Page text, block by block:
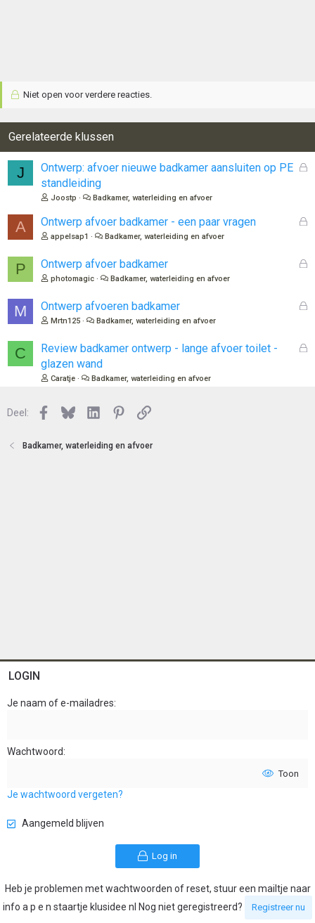
Niet open voor verdere reacties.
Gerelateerde klussen
J
G
o
Ontwerp: afvoer nieuwe badkamer aansluiten op PE
standleiding
Joostp Badkamer, waterleiding en afvoer
A
G
n
Ontwerp afvoer badkamer - een paar vragen
appelsap1 Badkamer, waterleiding en afvoer
P
G
n
Ontwerp afvoer badkamer
photomagic Badkamer, waterleiding en afvoer
M
G
Ontwerp afvoeren badkamer
Mrtn125 Badkamer, waterleiding en afvoer
C
G
Review badkamer ontwerp - lange afvoer toilet -
glazen wand
Caratje Badkamer, waterleiding en afvoer
Deel: Facebook
BlueskyLinkedInPinterest
Link
Badkamer, waterleiding en afvoer
LOGIN
Je naam of e-mailadres
Wachtwoord
Toon
Je wachtwoord vergeten?
Aangemeld blijven
Log in
Heb je problemen met wachtwoorden of reset, stuur een mailtje naar
info a p e n staartje klusidee nl Nog niet geregistreerd?
Registreer nu